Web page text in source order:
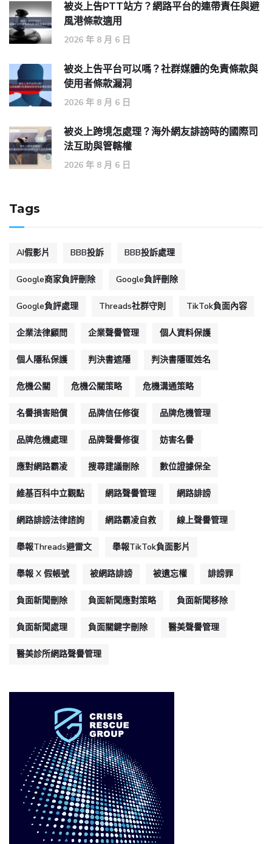
被炎上告PTT站方？網路平台的連帶責任與避
風港條款適用
2026 年 8 月 6 日
被炎上告平台可以嗎？社群媒體的免責條款與
使用者條款漏洞
2026 年 8 月 6 日
被炎上跨境怎處理？海外網友誹謗時的國際司
法互助與管轄權
2026 年 8 月 6 日
Tags
AI假影片 BBB投訴 BBB投訴處理
Google商家負評刪除 Google負評刪除
Google負評處理 Threads社群守則 TikTok負面內容
企業法律顧問 企業聲譽管理 個人資料保護
個人隱私保護 判決書遮隱 判決書隱匿姓名
危機公關 危機公關策略 危機溝通策略
名譽損害賠償 品牌信任修復 品牌危機管理
品牌危機處理 品牌聲譽修復 妨害名譽
應對網路霸凌 搜尋建議刪除 數位證據保全
維基百科中立觀點 網路聲譽管理 網路誹謗
網路誹謗法律諮詢 網路霸凌自救 線上聲譽管理
舉報Threads避雷文 舉報TikTok負面影片
舉報 X 假帳號 被網路誹謗 被遺忘權 誹謗罪
負面新聞刪除 負面新聞應對策略 負面新聞移除
負面新聞處理 負面關鍵字刪除 醫美聲譽管理
醫美診所網路聲譽管理